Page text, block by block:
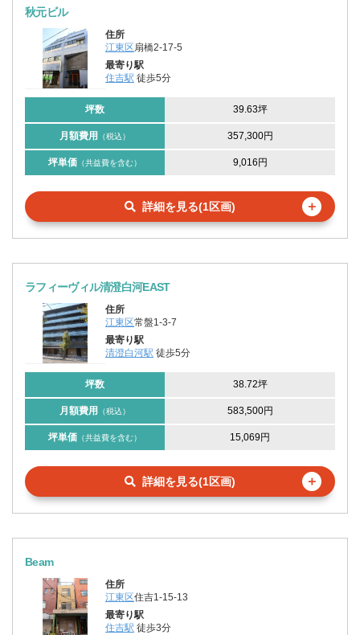
秋元ビル
住所
江東区扇橋2-17-5
最寄り駅
住吉駅 徒歩5分
坪数 39.63坪
月額費用 （税込） 357,300円
坪単価 （共益費を含む） 9,016円
詳細を見る(1区画) ＋
ラフィーヴィル清澄白河EAST
住所
江東区常盤1-3-7
最寄り駅
清澄白河駅 徒歩5分
坪数 38.72坪
月額費用 （税込） 583,500円
坪単価 （共益費を含む） 15,069円
詳細を見る(1区画) ＋
Beam
住所
江東区住吉1-15-13
最寄り駅
住吉駅 徒歩3分